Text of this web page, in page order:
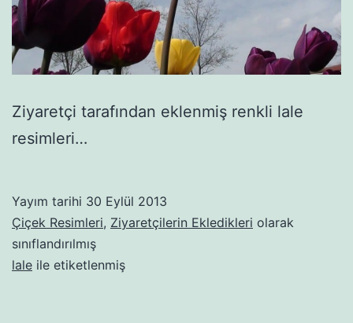
Ziyaretçi tarafından eklenmiş renkli lale
resimleri…
Yayım tarihi 30 Eylül 2013
Çiçek Resimleri, Ziyaretçilerin Ekledikleri olarak
sınıflandırılmış
lale ile etiketlenmiş